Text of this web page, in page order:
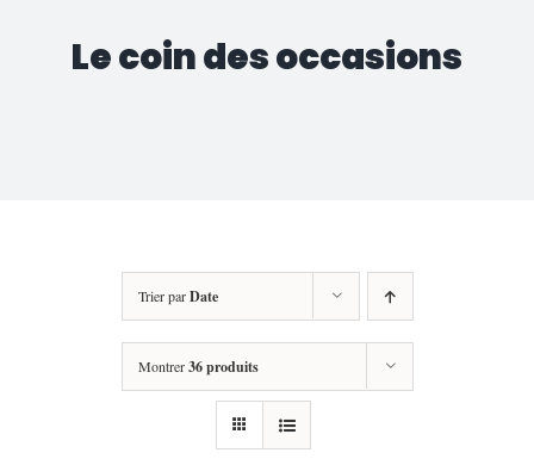
Le coin des occasions
Trier parDate
Montrer36 produits